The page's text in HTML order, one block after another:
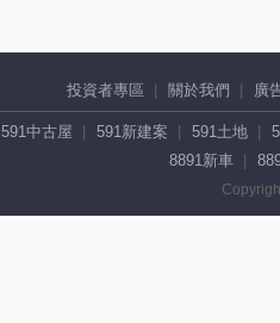
投資者專區 關於我們 廣
591中古屋 591新建案 591土地
8891新車